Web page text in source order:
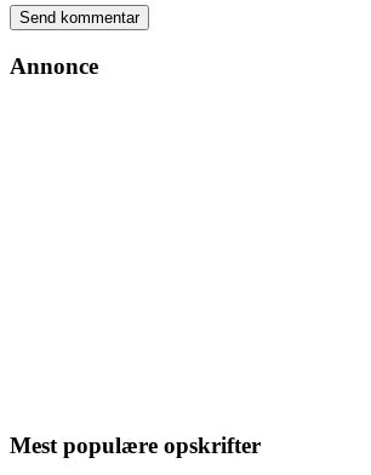
Annonce
Mest populære opskrifter